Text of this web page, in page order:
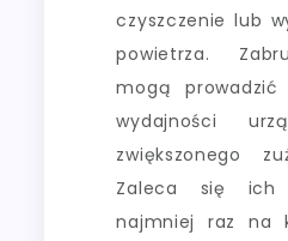
czyszczenie lub
powietrza.
mogą
wydajności
zwiększonego
Zaleca się ich
najmniej raz na